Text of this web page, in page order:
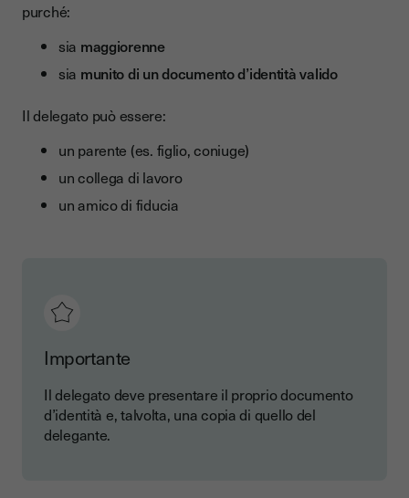
purché:
sia maggiorenne
sia munito di un documento d’identità valido
Il delegato può essere:
un parente (es. figlio, coniuge)
un collega di lavoro
un amico di fiducia
Importante
Il delegato deve presentare il proprio documento
d’identità e, talvolta, una copia di quello del
delegante.